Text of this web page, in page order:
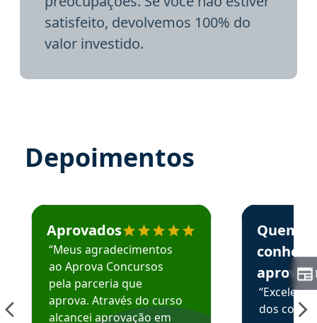
satisfeito, devolvemos 100% do
valor investido.
Depoimentos
Estudante José recomenda o Aprova Concursos em
Aprovados
“Meus agradecimentos
ao Aprova Concursos
pela parceria que
aprova. Através do curso
alcancei aprovação em
Estudante
Quem
aprova
dos